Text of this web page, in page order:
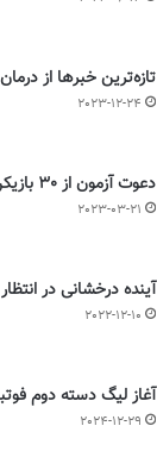
تازه‌ترین خبرها از درمان ۲ ملی‌پوش فوتبال زنان
2023-12-24
دعوت آزمون از 30 بازیکن به اردوی تیم ملی
2023-03-21
آینده درخشانی در
2022-12-10
آغاز لیگ دسته دوم
2024-12-29